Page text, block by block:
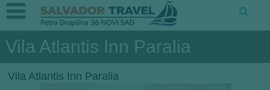
Vila Atlantis Inn Paralia
Vila Atlantis Inn Paralia